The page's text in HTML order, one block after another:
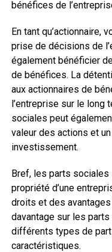
bénéfices de
En tant qu’actionnaire,
prise de décisions de
également bénéficier
de bénéfices. La
aux actionnaires de
l’entreprise sur le long
sociales peut
valeur des actions et
investissement.
Bref, les parts sociales
propriété d’une
droits et des
davantage sur les
différents types de
caractéristiques.